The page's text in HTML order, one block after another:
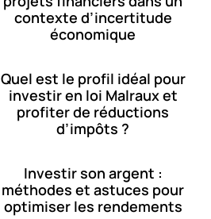
contexte d’incertitude
économique
Quel est le profil idéal pour
investir en loi Malraux et
profiter de réductions
d’impôts ?
Investir son argent :
méthodes et astuces pour
optimiser les rendements